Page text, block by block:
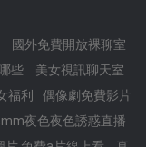
國外免費開放裸聊室
些
美女視訊聊天室
福利
偶像劇免費影片
夜色夜色誘惑直播